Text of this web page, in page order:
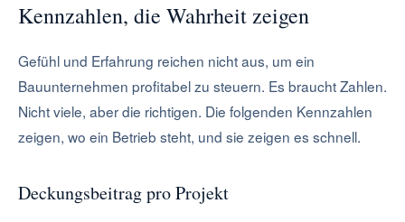
Kennzahlen, die Wahrheit zeigen
Gefühl und Erfahrung reichen nicht aus, um ein
Bauunternehmen profitabel zu steuern. Es braucht Zahlen.
Nicht viele, aber die richtigen. Die folgenden Kennzahlen
zeigen, wo ein Betrieb steht, und sie zeigen es schnell.
Deckungsbeitrag pro Projekt